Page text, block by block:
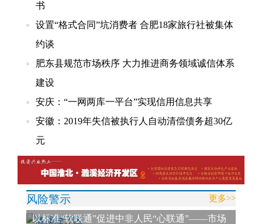
书
设置“格式合同”坑消费者 合肥18家旅行社被集体
约谈
肥东县规范市场秩序 大力推进商务领域诚信体系
建设
安庆：“一网两库一平台”实现信用信息共享
安徽：2019年失信被执行人自动清偿债务超30亿
元
风险警示 更多>>
以标准“软联通”促进中非人民“心联通”——市场